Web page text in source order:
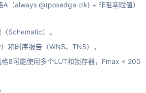
（always @(posedge clk) + 非阻塞赋值）
Schematic）。
和时序报告（WNS、TNS）。
B可能使用多个LUT和锁存器，Fmax < 200